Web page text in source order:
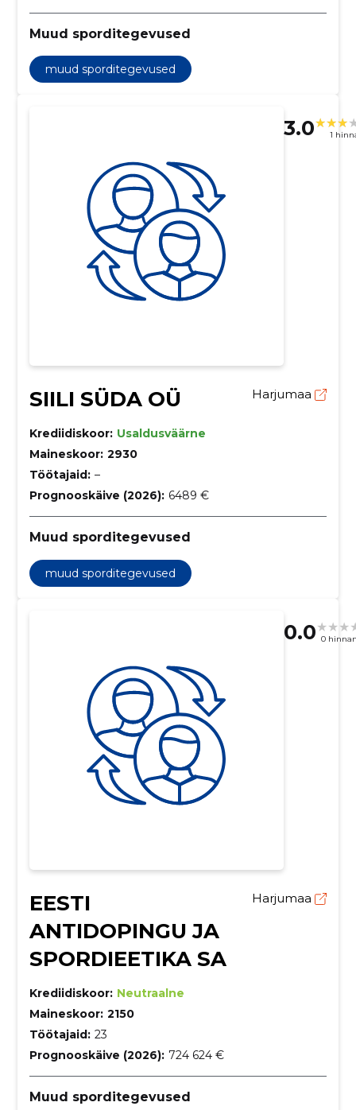
Muud sporditegevused
muud sporditegevused
3.0 1
SIILI SÜDA OÜ Harjumaa
Krediidiskoor: Usaldusväärne
Maineskoor: 2930
Töötajaid: –
Prognooskäive (2026): 6489 €
Muud sporditegevused
muud sporditegevused
0.0 0
EESTI
ANTIDOPINGU JA
SPORDIEETIKA SA
Harjumaa
Krediidiskoor: Neutraalne
Maineskoor: 2150
Töötajaid: 23
Prognooskäive (2026): 724 624 €
Muud sporditegevused